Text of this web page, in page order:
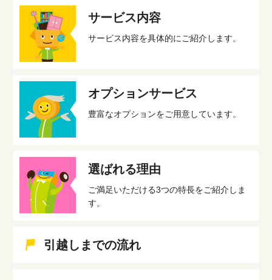
サービス内容
サービス内容を具体的にご紹介します。
オプションサービス
豊富なオプションをご用意しています。
選ばれる理由
ご満足いただける3つの特長をご紹介しま
す。
引越しまでの流れ